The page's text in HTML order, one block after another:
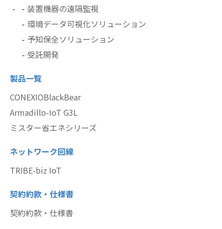
装置機器の遠隔監視
環境データ可視化ソリューション
予知保全ソリューション
受託開発
製品一覧
CONEXIOBlackBear
Armadillo-IoT G3L
ミスター省エネシリーズ
ネットワーク回線
TRIBE-biz IoT
契約約款・仕様書
契約約款・仕様書